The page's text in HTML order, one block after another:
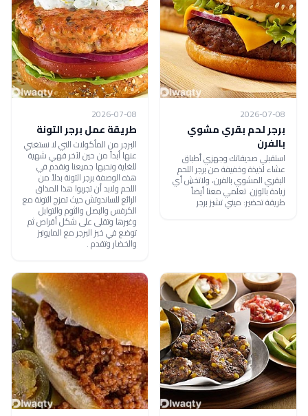
2026-07-08
برجر لحم بقري مشوي
بالفرن
استقبلي صديقاتك وجهزي أطباق
عشاء لذيذة وخفيفة من برجر اللحم
البقري المشوي بالفرن، ولاتخشِ أي
زيادة بالوزن. تعلمي معنا أيضاً
طريقة تحضير: ميني تشيز برجر
2026-07-08
طريقة عمل برجر التونة
البرجر من المأكولات التي لا نستغني
عنها أبداً من حين لآخر فهي شهية
للغاية ونحبها جميعنا ونقدم في
هذه الوصفة برجر التونة بدلاً من
اللحم ولابد أن تجربوا هذا المذاق
الرائع للساندوتش حيث تمزج التونة مع
الكرفس والبصل والثوم والتوابل
وغيرها وتقلى على شكل أقراص ثم
توضع في خبز البرجر مع المايونيز
والخضار وتقدم .